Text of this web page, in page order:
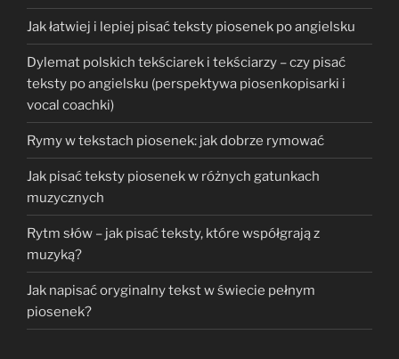
Jak łatwiej i lepiej pisać teksty piosenek po angielsku
Dylemat polskich tekściarek i tekściarzy – czy pisać
teksty po angielsku (perspektywa piosenkopisarki i
vocal coachki)
Rymy w tekstach piosenek: jak dobrze rymować
Jak pisać teksty piosenek w różnych gatunkach
muzycznych
Rytm słów – jak pisać teksty, które współgrają z
muzyką?
Jak napisać oryginalny tekst w świecie pełnym
piosenek?